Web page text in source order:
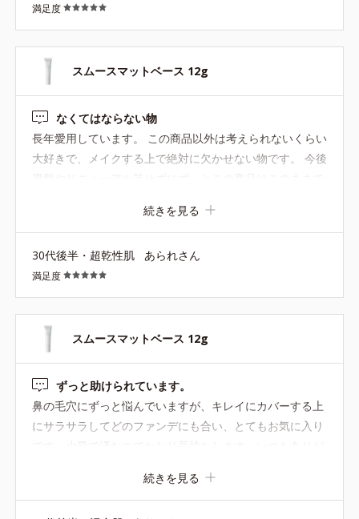
満足度
スムースマットベース 12g
なくてはならない物
長年愛用しています。 この商品以外は考えられないくらい
大好きで、メイクする上で絶対に欠かせない物です。 今後
続きを見る
30代後半・超乾性肌 あられさん
満足度
スムースマットベース 12g
ずっと助けられています。
鼻の毛穴にずっと悩んでいますが、キレイにカバーする上
にサラサラしてどのファンデにも合い、とてもお気に入り
です。少量で済むのでかなり長持ちします。いつもありが
続きを見る